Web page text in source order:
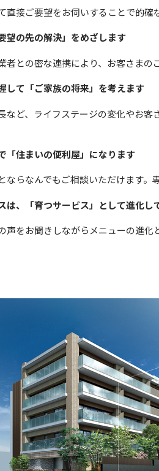
接ご要望をお伺いすることで的確
望の先の解決」をめざします
との密な連携により、お客さまの
して「ご家族の将来」を考えます
ど、ライフステージの変化やお客
「住まいの便利屋」になります
らなんでもご相談いただけます。
は、「育つサービス」として進化し
をお聞きしながらメニューの進化